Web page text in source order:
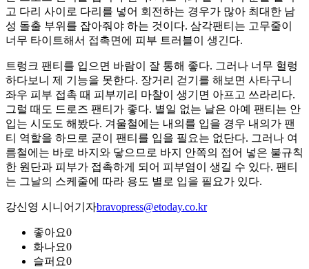
고 다리 사이로 다리를 넣어 회전하는 경우가 많아 최대한 남
성 돌출 부위를 잡아줘야 하는 것이다. 삼각팬티는 고무줄이
너무 타이트해서 접촉면에 피부 트러블이 생긴다.
트렁크 팬티를 입으면 바람이 잘 통해 좋다. 그러나 너무 헐렁
하다보니 제 기능을 못한다. 장거리 걷기를 해보면 사타구니
좌우 피부 접촉 때 피부끼리 마찰이 생기면 아프고 쓰라리다.
그럴 때도 드로즈 팬티가 좋다. 별일 없는 날은 아예 팬티는 안
입는 시도도 해봤다. 겨울철에는 내의를 입을 경우 내의가 팬
티 역할을 하므로 굳이 팬티를 입을 필요는 없단다. 그러나 여
름철에는 바로 바지와 닿으므로 바지 안쪽의 접어 넣은 불규칙
한 원단과 피부가 접촉하게 되어 피부염이 생길 수 있다. 팬티
는 그날의 스케줄에 따라 용도 별로 입을 필요가 있다.
강신영 시니어기자bravopress@etoday.co.kr
좋아요0
화나요0
슬퍼요0